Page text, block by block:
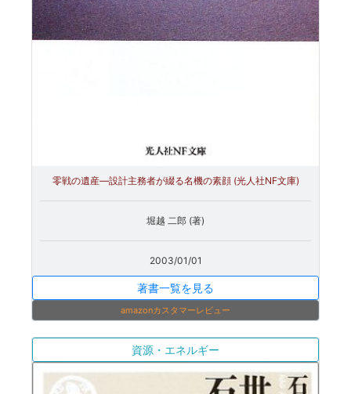
零戦の遺産―設計主務者が綴る名機の素顔 (光人社NF文庫)
堀越 二郎 (著)
2003/01/01
著書一覧を見る
amazonカスタマーレビュー
資源・エネルギー